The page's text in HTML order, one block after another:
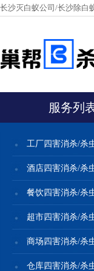
长沙灭白蚁公司/长沙除白
服务列
工厂四害消杀/杀
酒店四害消杀/杀
餐饮四害消杀/杀
超市四害消杀/杀
商场四害消杀/杀
仓库四害消杀/杀